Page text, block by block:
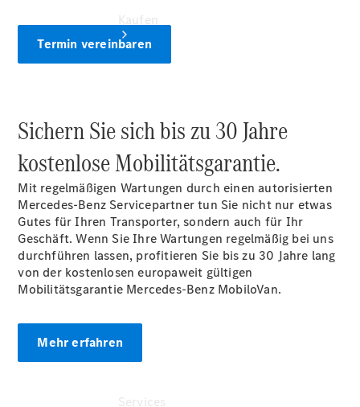
Gebrauchtwagensuche
Junge
Sterne
Digitale
Extras
Termin vereinbaren
Sichern Sie sich bis zu 30 Jahre
kostenlose Mobilitätsgarantie.
Mit regelmäßigen Wartungen durch einen autorisierten
Mercedes-Benz Servicepartner tun Sie nicht nur etwas
Gutes für Ihren Transporter, sondern auch für Ihr
Geschäft. Wenn Sie Ihre Wartungen regelmäßig bei uns
durchführen lassen, profitieren Sie bis zu 30 Jahre lang
von der kostenlosen europaweit gültigen
Mobilitätsgarantie Mercedes-Benz MobiloVan.
Mehr erfahren